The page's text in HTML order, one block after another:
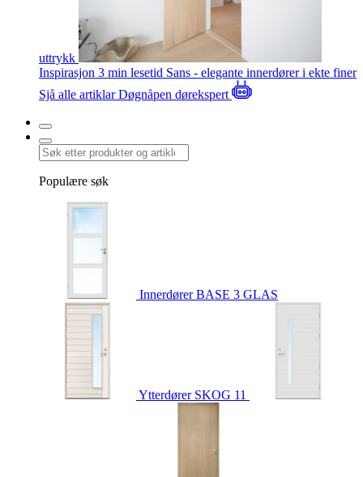
uttrykk
Inspirasjon 3 min lesetid Sans - elegante innerdører i ekte finer
Sjå alle artiklarDøgnåpen dørekspert
Populære søk
InnerdørerBASE 3 GLAS
Ytterdører SKOG 11